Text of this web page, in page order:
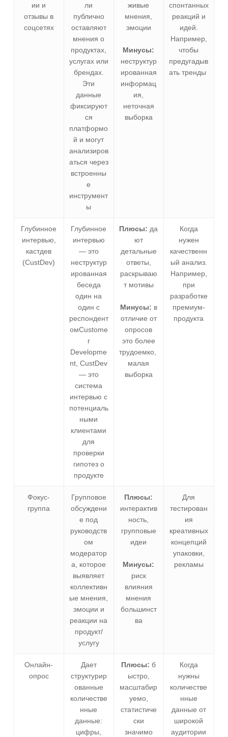
ии и
отзывы в
соцсетях
ли
публично
оставляют
мнения о
продуктах,
услугах или
брендах.
Эти
данные
фиксируют
ся
платформо
й и могут
анализиров
аться через
встроенны
е
инструмент
ы
живые
мнения,
эмоции
Минусы:
неструктур
ированная
информац
ия,
неточная
выборка
спонтанных
реакций и
идей.
Например,
чтобы
предугадыв
ать тренды
Глубинное
интервью,
кастдев
(CustDev)
Глубинное
интервью
— это
неструктур
ированная
беседа
один на
один с
респондент
омCustome
r
Developme
nt, CustDev
— это
система
интервью с
потенциаль
ными
клиентами
для
проверки
гипотез о
продукте
Плюсы:да
ют
детальные
ответы,
раскрываю
т мотивы
Минусы: в
отличие от
опросов
это более
трудоемко,
малая
выборка
Когда
нужен
качественн
ый анализ.
Например,
при
разработке
премиум-
продукта
Фокус-
группа
Групповое
обсуждени
е под
руководств
ом
модератор
а, которое
выявляет
коллективн
ые мнения,
эмоции и
реакции на
продукт/
услугу
Плюсы:
интерактив
ность,
групповые
идеи
Минусы:
риск
влияния
мнения
большинст
ва
Для
тестирован
ия
креативных
концепций
упаковки,
рекламы
Онлайн-
опрос
Дает
структурир
ованные
количестве
нные
данные:
цифры,
Плюсы:б
ыстро,
масштабир
уемо,
статистиче
ски
значимо
Когда
нужны
количестве
нные
данные от
широкой
аудитории